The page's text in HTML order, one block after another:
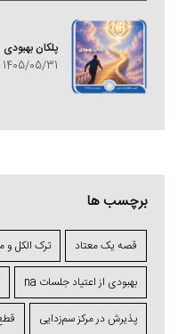
پلکان بهبودی
1405/05/31
برچسب ها
قصه یک معتاد ترک الکل و
بهبودی از اعتیاد جلسات na
پذیرش در مرکز سم‌زدایی